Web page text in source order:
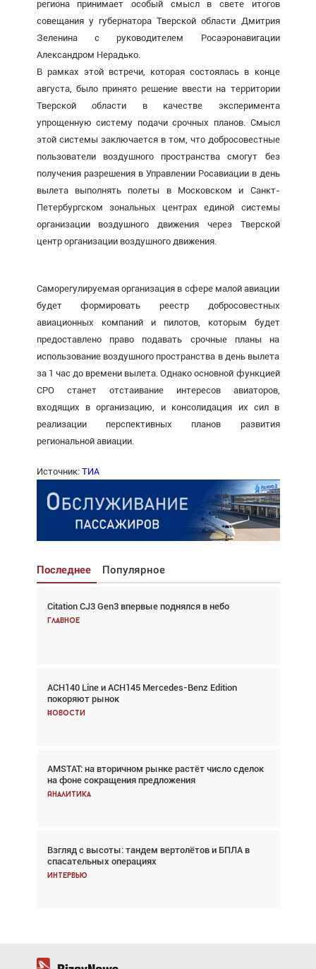
региона принимает особый смысл в свете итогов
совещания у губернатора Тверской области Дмитрия
Зеленина с руководителем Росаэронавигации
Александром Нерадько.
В рамках этой встречи, которая состоялась в конце
августа, было принято решение ввести на территории
Тверской области в качестве эксперимента
упрощенную систему подачи срочных планов. Смысл
этой системы заключается в том, что добросовестные
пользователи воздушного пространства смогут без
получения разрешения в Управлении Росавиации в день
вылета выполнять полеты в Московском и Санкт-
Петербургском зональных центрах единой системы
организации воздушного движения через Тверской
центр организации воздушного движения.
Саморегулируемая организация в сфере малой авиации
будет формировать реестр добросовестных
авиационных компаний и пилотов, которым будет
предоставлено право подавать срочные планы на
использование воздушного пространства в день вылета
за 1 час до времени вылета. Однако основной функцией
СРО станет отстаивание интересов авиаторов,
входящих в организацию, и консолидация их сил в
реализации перспективных планов развития
региональной авиации.
Источник: ТИА
Последнее Популярное
Citation CJ3 Gen3 впервые поднялся в небо
Главное
ACH140 Line и ACH145 Mercedes-Benz Edition
покоряют рынок
Новости
AMSTAT: на вторичном рынке растёт число сделок
на фоне сокращения предложения
Аналитика
Взгляд с высоты: тандем вертолётов и БПЛА в
спасательных операциях
Интервью
Взгляд с высоты: тандем вертолётов и БПЛА в
спасательных операциях
Авиационный фотограф Дэйв Кох: «Фотография
говорит сама за себя... а ИИ всё портит»
Новости
В городах чемпионата мира наблюдался подъём,
хотя общий трафик снизился
Аналитика
Частный самолёт – это актив. Подходите к
покупке соответствующим образом
Интервью